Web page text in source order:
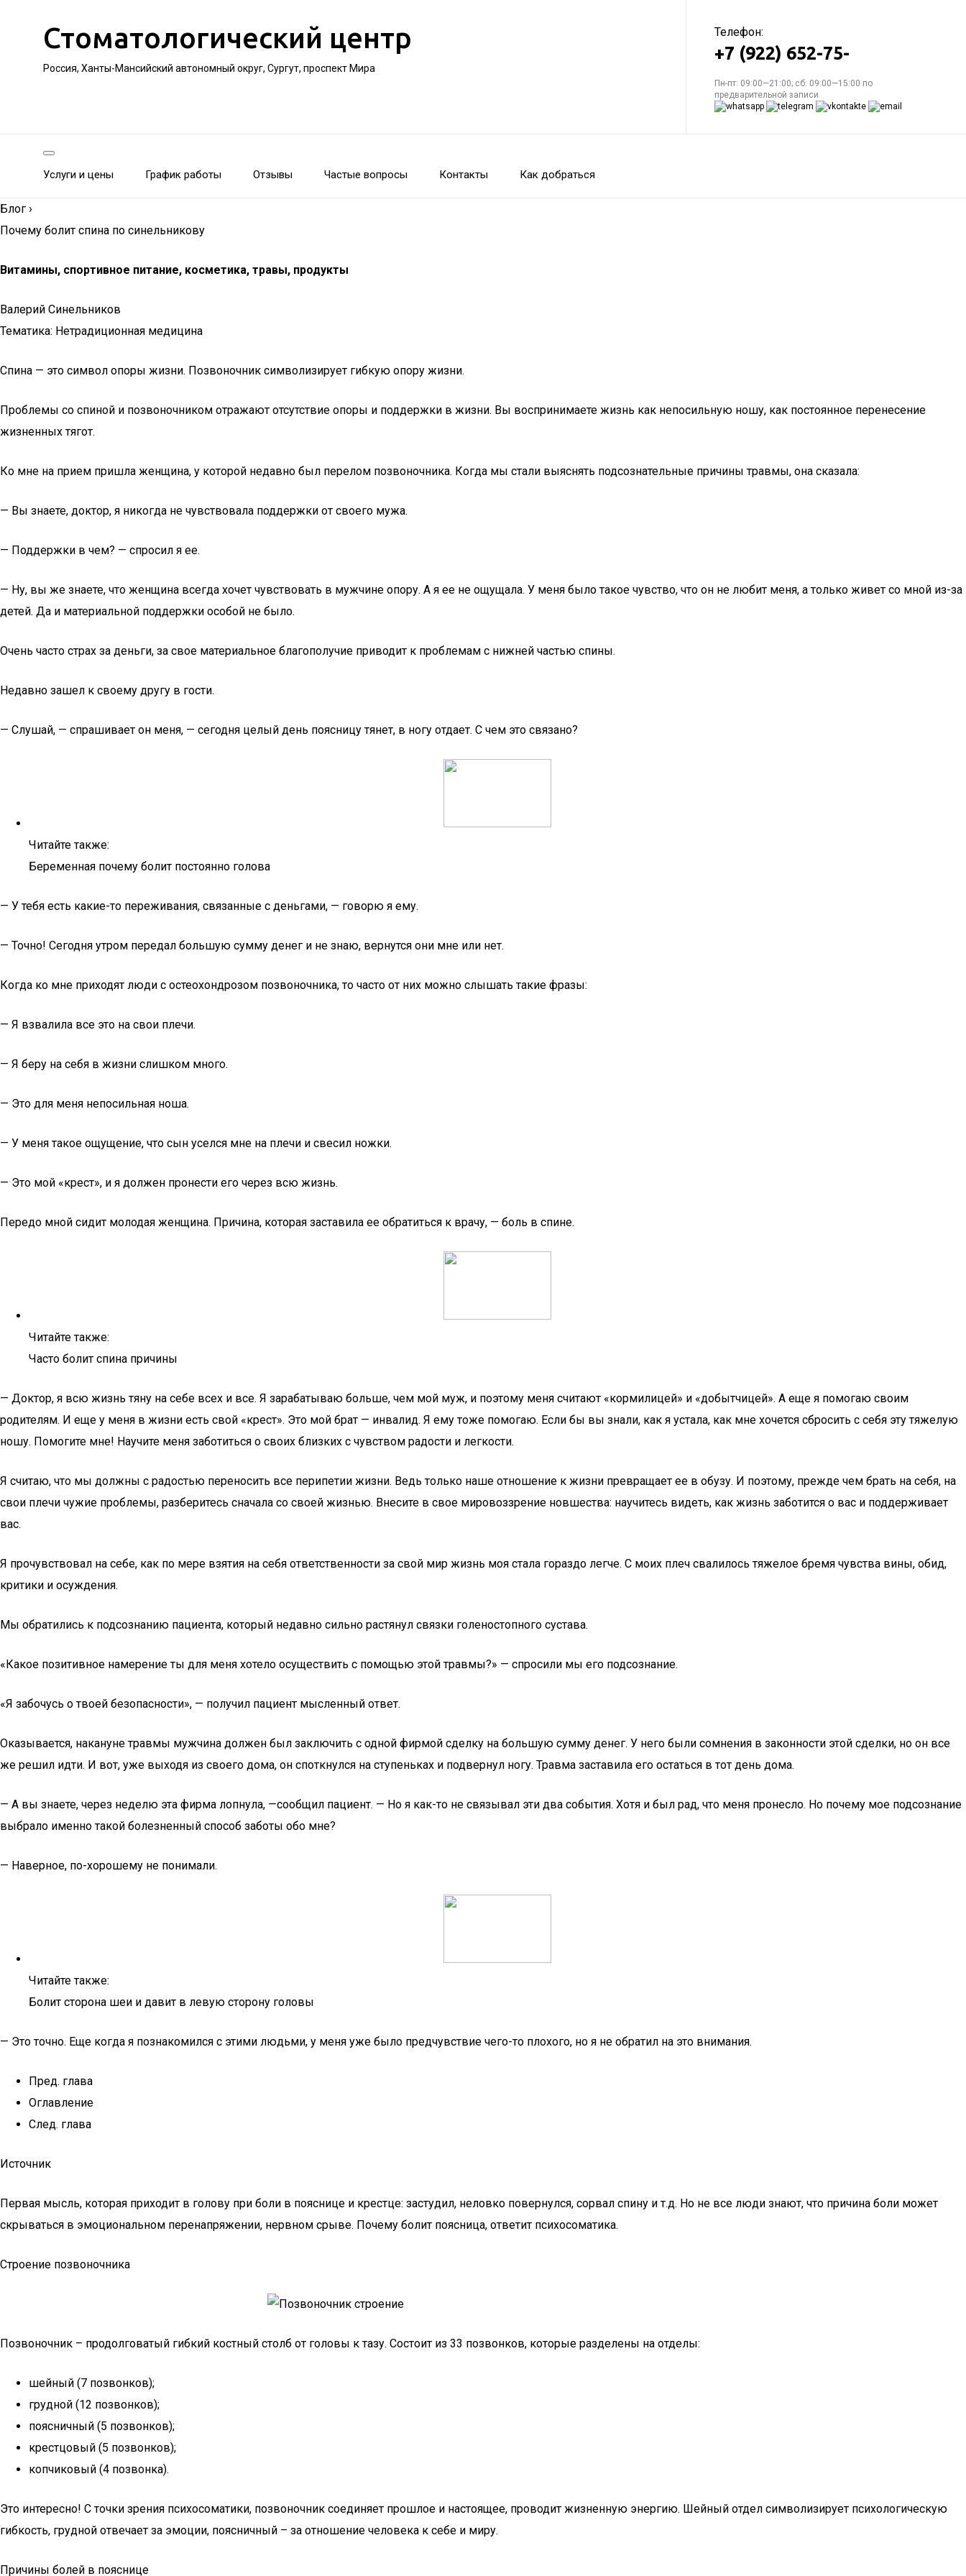
Стоматологический центр
Россия, Ханты-Мансийский автономный округ, Сургут, проспект Мира
Телефон:
+7 (922) 652-75-
Пн-пт: 09:00—21:00; сб: 09:00—15:00 по
предварительной записи
Услуги и цены График работы Отзывы Частые вопросы Контакты Как добраться
Блог ›
Почему болит спина по синельникову
Витамины, спортивное питание, косметика, травы, продукты
Валерий Синельников
Тематика: Нетрадиционная медицина
Спина — это символ опоры жизни. Позвоночник символизирует гибкую опору жизни.
Проблемы со спиной и позвоночником отражают отсутствие опоры и поддержки в жизни. Вы воспринимаете жизнь как непосильную ношу, как постоянное перенесение
жизненных тягот.
Ко мне на прием пришла женщина, у которой недавно был перелом позвоночника. Когда мы стали выяснять подсознательные причины травмы, она сказала:
— Вы знаете, доктор, я никогда не чувствовала поддержки от своего мужа.
— Поддержки в чем? — спросил я ее.
— Ну, вы же знаете, что женщина всегда хочет чувствовать в мужчине опору. А я ее не ощущала. У меня было такое чувство, что он не любит меня, а только живет со мной из-за
детей. Да и материальной поддержки особой не было.
Очень часто страх за деньги, за свое материальное благополучие приводит к проблемам с нижней частью спины.
Недавно зашел к своему другу в гости.
— Слушай, — спрашивает он меня, — сегодня целый день поясницу тянет, в ногу отдает. С чем это связано?
Читайте также:
Беременная почему болит постоянно голова
— У тебя есть какие-то переживания, связанные с деньгами, — говорю я ему.
— Точно! Сегодня утром передал большую сумму денег и не знаю, вернутся они мне или нет.
Когда ко мне приходят люди с остеохондрозом позвоночника, то часто от них можно слышать такие фразы:
— Я взвалила все это на свои плечи.
— Я беру на себя в жизни слишком много.
— Это для меня непосильная ноша.
— У меня такое ощущение, что сын уселся мне на плечи и свесил ножки.
— Это мой «крест», и я должен пронести его через всю жизнь.
Передо мной сидит молодая женщина. Причина, которая заставила ее обратиться к врачу, — боль в спине.
Читайте также:
Часто болит спина причины
— Доктор, я всю жизнь тяну на себе всех и все. Я зарабатываю больше, чем мой муж, и поэтому меня считают «кормилицей» и «добытчицей». А еще я помогаю своим
родителям. И еще у меня в жизни есть свой «крест». Это мой брат — инвалид. Я ему тоже помогаю. Если бы вы знали, как я устала, как мне хочется сбросить с себя эту тяжелую
ношу. Помогите мне! Научите меня заботиться о своих близких с чувством радости и легкости.
Я считаю, что мы должны с радостью переносить все перипетии жизни. Ведь только наше отношение к жизни превращает ее в обузу. И поэтому, прежде чем брать на себя, на
свои плечи чужие проблемы, разберитесь сначала со своей жизнью. Внесите в свое мировоззрение новшества: научитесь видеть, как жизнь заботится о вас и поддерживает
вас.
Я прочувствовал на себе, как по мере взятия на себя ответственности за свой мир жизнь моя стала гораздо легче. С моих плеч свалилось тяжелое бремя чувства вины, обид,
критики и осуждения.
Мы обратились к подсознанию пациента, который недавно сильно растянул связки голеностопного сустава.
«Какое позитивное намерение ты для меня хотело осуществить с помощью этой травмы?» — спросили мы его подсознание.
«Я забочусь о твоей безопасности», — получил пациент мысленный ответ.
Оказывается, накануне травмы мужчина должен был заключить с одной фирмой сделку на большую сумму денег. У него были сомнения в законности этой сделки, но он все
же решил идти. И вот, уже выходя из своего дома, он споткнулся на ступеньках и подвернул ногу. Травма заставила его остаться в тот день дома.
— А вы знаете, через неделю эта фирма лопнула, —сообщил пациент. — Но я как-то не связывал эти два события. Хотя и был рад, что меня пронесло. Но почему мое подсознание
выбрало именно такой болезненный способ заботы обо мне?
— Наверное, по-хорошему не понимали.
Читайте также:
Болит сторона шеи и давит в левую сторону головы
— Это точно. Еще когда я познакомился с этими людьми, у меня уже было предчувствие чего-то плохого, но я не обратил на это внимания.
Пред. глава
Оглавление
След. глава
Источник
Первая мысль, которая приходит в голову при боли в пояснице и крестце: застудил, неловко повернулся, сорвал спину и т.д. Но не все люди знают, что причина боли может
скрываться в эмоциональном перенапряжении, нервном срыве. Почему болит поясница, ответит психосоматика.
Строение позвоночника
Позвоночник – продолговатый гибкий костный столб от головы к тазу. Состоит из 33 позвонков, которые разделены на отделы:
шейный (7 позвонков);
грудной (12 позвонков);
поясничный (5 позвонков);
крестцовый (5 позвонков);
копчиковый (4 позвонка).
Это интересно! С точки зрения психосоматики, позвоночник соединяет прошлое и настоящее, проводит жизненную энергию. Шейный отдел символизирует психологическую
гибкость, грудной отвечает за эмоции, поясничный – за отношение человека к себе и миру.
Причины болей в пояснице